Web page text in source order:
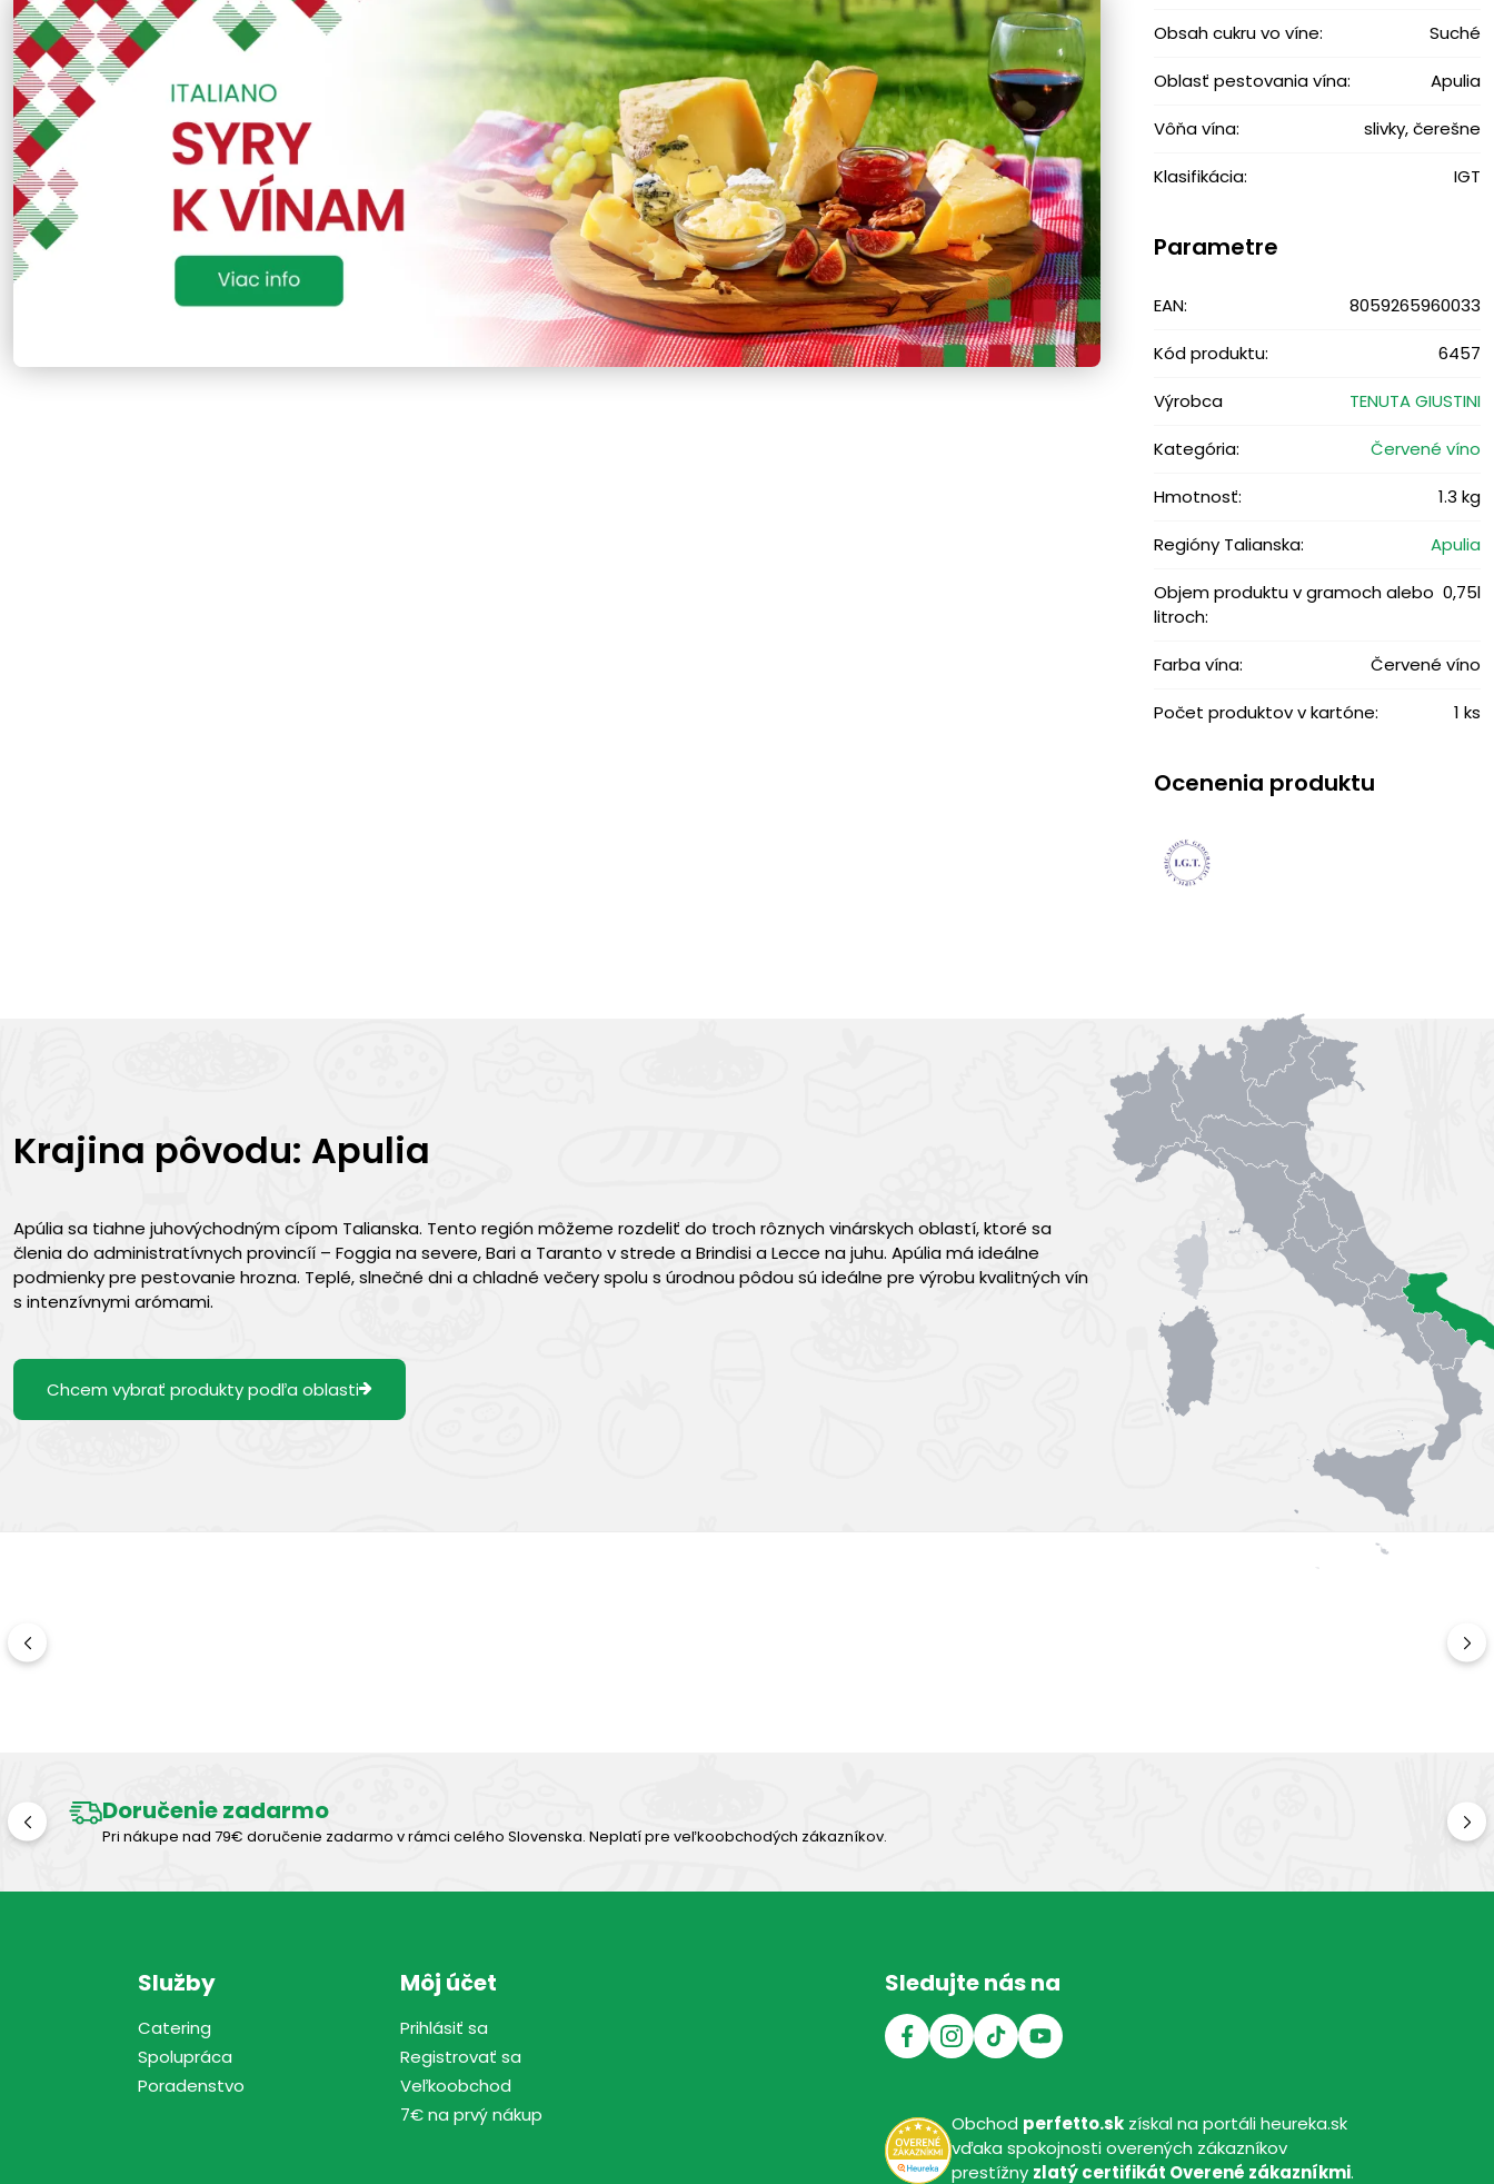
Obsah cukru vo víne: Suché
Oblasť pestovania vína: Apulia
Vôňa vína: slivky, čerešne
Klasifikácia: IGT
Parametre
EAN: 8059265960033
Kód produktu: 6457
Výrobca TENUTA GIUSTINI
Kategória: Červené víno
Hmotnosť: 1.3 kg
Regióny Talianska: Apulia
Objem produktu v gramoch alebo
litroch:
0,75l
Farba vína: Červené víno
Počet produktov v kartóne: 1 ks
Ocenenia produktu
Krajina pôvodu: Apulia
Apúlia sa tiahne juhovýchodným cípom Talianska. Tento región môžeme rozdeliť do troch rôznych vinárskych oblastí, ktoré sa
členia do administratívnych provincíí – Foggia na severe, Bari a Taranto v strede a Brindisi a Lecce na juhu. Apúlia má ideálne
podmienky pre pestovanie hrozna. Teplé, slnečné dni a chladné večery spolu s úrodnou pôdou sú ideálne pre výrobu kvalitných vín
s intenzívnymi arómami.
Chcem vybrať produkty podľa oblasti
Doručenie zadarmo
Pri nákupe nad 79€ doručenie zadarmo v rámci celého Slovenska. Neplatí pre veľkoobchodých zákazníkov.
Služby
Catering
Spolupráca
Poradenstvo
Môj účet
Prihlásiť sa
Registrovať sa
Veľkoobchod
7€ na prvý nákup
Sledujte nás na
Obchod perfetto.skzískal na portáli heureka.sk
vďaka spokojnosti overených zákazníkov
prestížny zlatý certifikát Overené zákazníkmi.